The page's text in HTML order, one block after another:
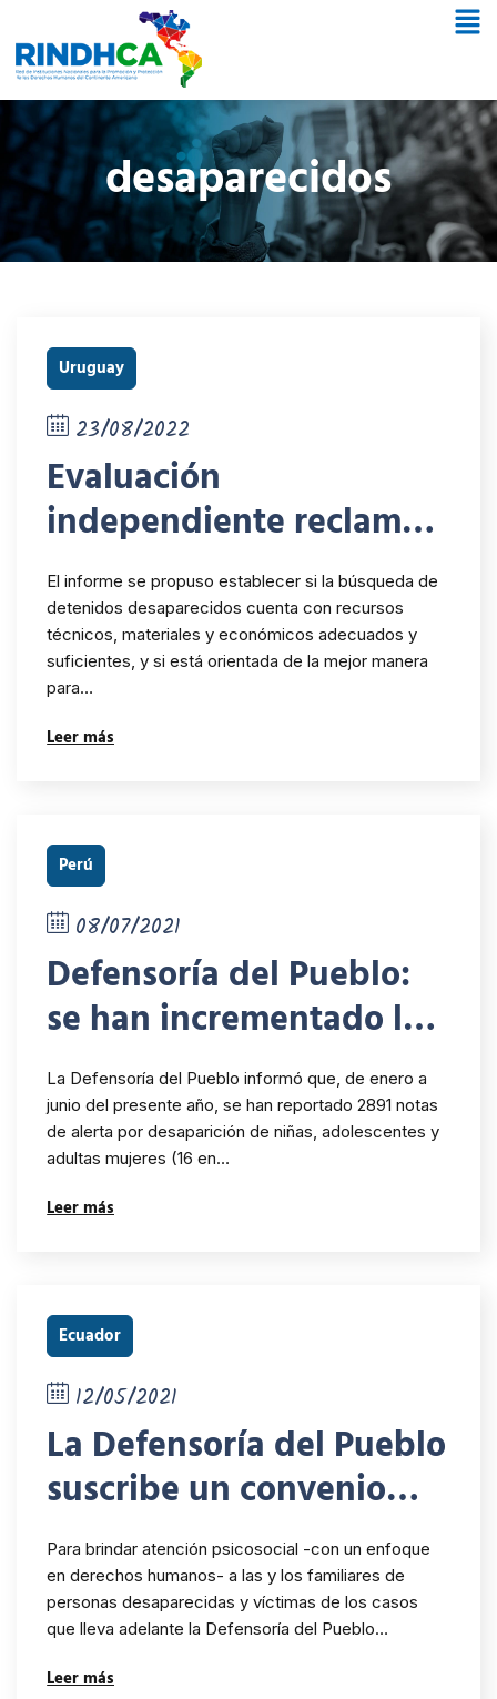
desaparecidos
Uruguay
23/08/2022
Evaluación
independiente reclama
mayor colaboración del
Estado uruguayo en la
búsqueda de detenidos
desaparecidos
El informe se propuso establecer si la búsqueda de
detenidos desaparecidos cuenta con recursos
técnicos, materiales y económicos adecuados y
suficientes, y si está orientada de la mejor manera
para…
Leer más
Perú
08/07/2021
Defensoría del Pueblo:
se han incrementado las
cifras de adolescentes y
mujeres reportadas
como desaparecidas en
lo que va de 2021
La Defensoría del Pueblo informó que, de enero a
junio del presente año, se han reportado 2891 notas
de alerta por desaparición de niñas, adolescentes y
adultas mujeres (16 en…
Leer más
Ecuador
12/05/2021
La Defensoría del Pueblo
suscribe un convenio
para brindar apoyo
psicosocial a las y los
familiares de personas
desaparecidas y víctimas
Para brindar atención psicosocial -con un enfoque
en derechos humanos- a las y los familiares de
personas desaparecidas y víctimas de los casos
que lleva adelante la Defensoría del Pueblo…
Leer más